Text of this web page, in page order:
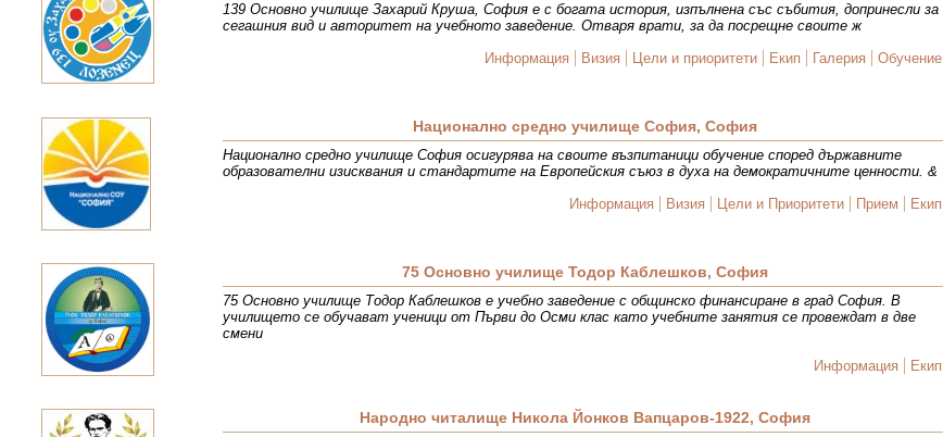
139 Основно училище Захарий Круша, София е с богата история, изпълнена със събития, допринесли за
сегашния вид и авторитет на учебното заведение. Отваря врати, за да посрещне своите ж
Информация
Визия Цели и приоритети Екип Галерия Обучение
Национално средно училище София, София
Национално средно училище София осигурява на своите възпитаници обучение според държавните
образователни изисквания и стандартите на Европейския съюз в духа на демократичните ценности. &
Информация
Визия Цели и Приоритети Прием Екип
75 Основно училище Тодор Каблешков, София
75 Основно училище Тодор Каблешков е учебно заведение с общинско финансиране в град София. В
училището се обучават ученици от Първи до Осми клас като учебните занятия се провеждат в две
смени
Информация
Екип
Народно читалище Никола Йонков Вапцаров-1922, София